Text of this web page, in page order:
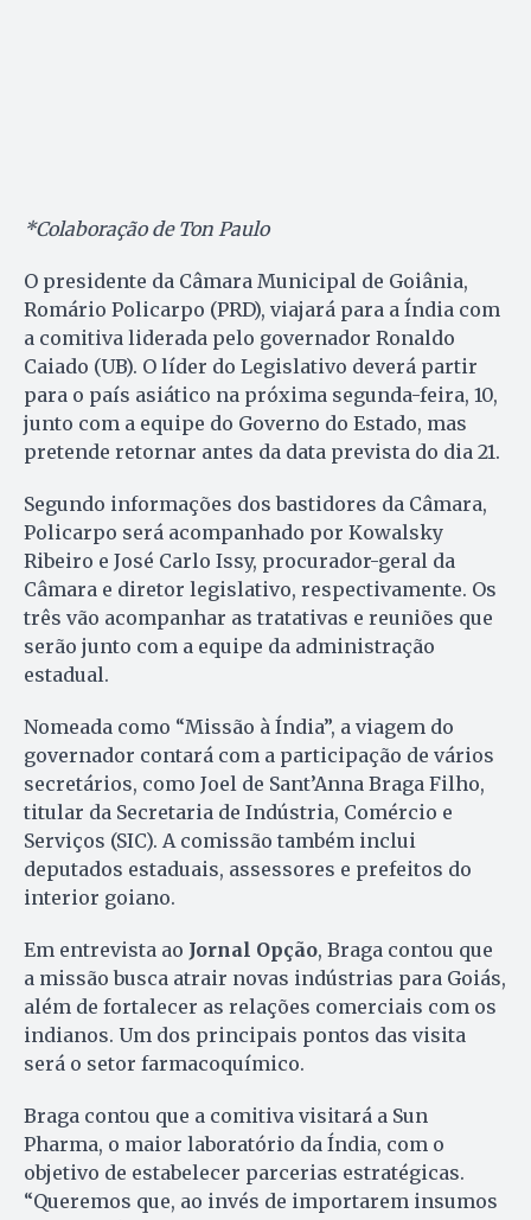
*Colaboração de Ton Paulo
O presidente da Câmara Municipal de Goiânia,
Romário Policarpo (PRD), viajará para a Índia com
a comitiva liderada pelo governador Ronaldo
Caiado (UB). O líder do Legislativo deverá partir
para o país asiático na próxima segunda-feira, 10,
junto com a equipe do Governo do Estado, mas
pretende retornar antes da data prevista do dia 21.
Segundo informações dos bastidores da Câmara,
Policarpo será acompanhado por Kowalsky
Ribeiro e José Carlo Issy, procurador-geral da
Câmara e diretor legislativo, respectivamente. Os
três vão acompanhar as tratativas e reuniões que
serão junto com a equipe da administração
estadual.
Nomeada como “Missão à Índia”, a viagem do
governador contará com a participação de vários
secretários, como Joel de Sant’Anna Braga Filho,
titular da Secretaria de Indústria, Comércio e
Serviços (SIC). A comissão também inclui
deputados estaduais, assessores e prefeitos do
interior goiano.
Em entrevista ao Jornal Opção, Braga contou que
a missão busca atrair novas indústrias para Goiás,
além de fortalecer as relações comerciais com os
indianos. Um dos principais pontos das visita
será o setor farmacoquímico.
Braga contou que a comitiva visitará a Sun
Pharma, o maior laboratório da Índia, com o
objetivo de estabelecer parcerias estratégicas.
“Queremos que, ao invés de importarem insumos